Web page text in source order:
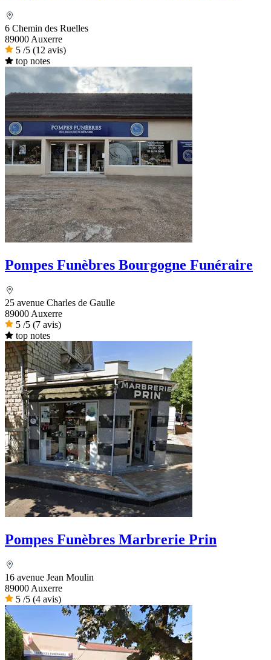
6 Chemin des Ruelles
89000 Auxerre
5 /5 (12 avis)
top notes
Pompes Funèbres Bourgogne Funéraire
25 avenue Charles de Gaulle
89000 Auxerre
5 /5 (7 avis)
top notes
Pompes Funèbres Marbrerie Prin
16 avenue Jean Moulin
89000 Auxerre
5 /5 (4 avis)